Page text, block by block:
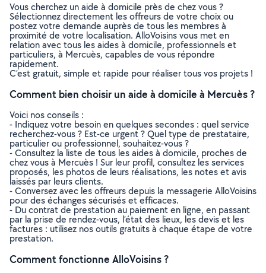
Vous cherchez un aide à domicile près de chez vous ?
Sélectionnez directement les offreurs de votre choix ou
postez votre demande auprès de tous les membres à
proximité de votre localisation. AlloVoisins vous met en
relation avec tous les aides à domicile, professionnels et
particuliers, à Mercuès, capables de vous répondre
rapidement.
C’est gratuit, simple et rapide pour réaliser tous vos projets !
Comment bien choisir un aide à domicile à Mercuès ?
Voici nos conseils :
- Indiquez votre besoin en quelques secondes : quel service
recherchez-vous ? Est-ce urgent ? Quel type de prestataire,
particulier ou professionnel, souhaitez-vous ?
- Consultez la liste de tous les aides à domicile, proches de
chez vous à Mercuès ! Sur leur profil, consultez les services
proposés, les photos de leurs réalisations, les notes et avis
laissés par leurs clients.
- Conversez avec les offreurs depuis la messagerie AlloVoisins
pour des échanges sécurisés et efficaces.
- Du contrat de prestation au paiement en ligne, en passant
par la prise de rendez-vous, l’état des lieux, les devis et les
factures : utilisez nos outils gratuits à chaque étape de votre
prestation.
Comment fonctionne AlloVoisins ?